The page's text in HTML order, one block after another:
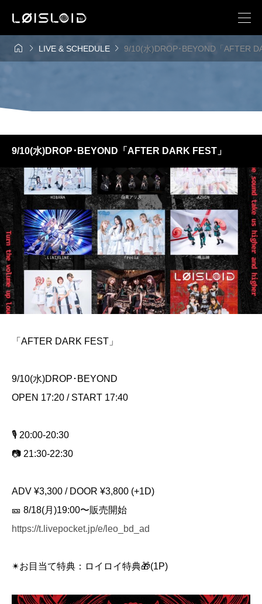
  LIVE & SCHEDULE  9/10(水)DROP･BEYOND「AFTER
9/10(水)DROP･BEYOND「AFTER DARK FEST」
「AFTER DARK FEST」
9/10(水)DROP･BEYOND
OPEN 17:20 / START 17:40
🎙️ 20:00-20:30
📷 21:30-22:30
ADV ¥3,300 / DOOR ¥3,800 (+1D)
🎫 8/18(月)19:00〜販売開始
https://t.livepocket.jp/e/leo_bd_ad
✴︎お目当て特典：ロイロイ特典🎁(1P)